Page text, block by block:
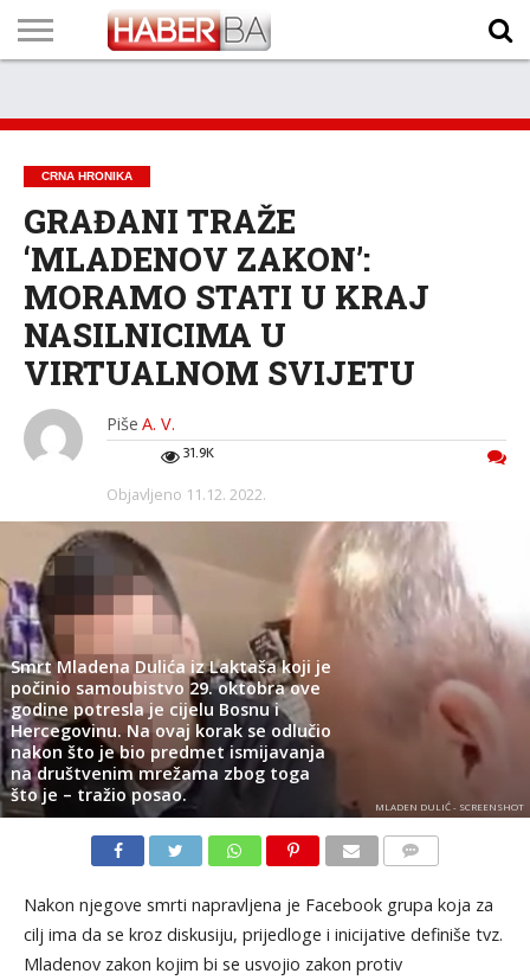
TECH
PROGRAM
PROGNOZA
PUTEVIMA
LISTA
NAMA
CRNA HRONIKA
GRAĐANI TRAŽE
‘MLADENOV ZAKON’:
MORAMO STATI U KRAJ
NASILNICIMA U
VIRTUALNOM SVIJETU
Piše A. V.
31.9K
Objavljeno 11.12. 2022.
Smrt Mladena Dulića iz Laktaša koji je
počinio samoubistvo 29. oktobra ove
godine potresla je cijelu Bosnu i
Hercegovinu. Na ovaj korak se odlučio
nakon što je bio predmet ismijavanja
na društvenim mrežama zbog toga
što je – tražio posao.
MLADEN DULIĆ - SCREENSHOT
Nakon njegove smrti napravljena je Facebook grupa koja za
cilj ima da se kroz diskusiju, prijedloge i inicijative definiše tvz.
Mladenov zakon kojim bi se usvojio zakon protiv